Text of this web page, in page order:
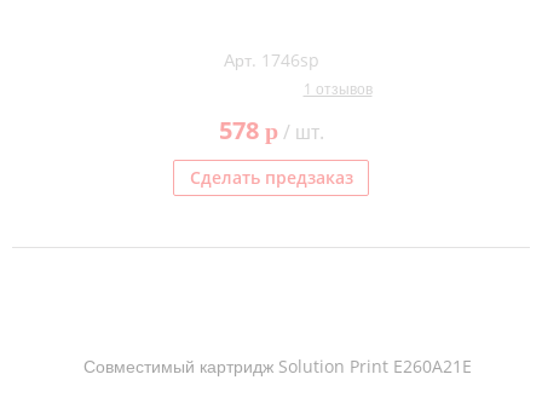
Арт. 1746sp
1 отзывов
578 p/ шт.
Сделать предзаказ
Совместимый картридж Solution Print E260A21E